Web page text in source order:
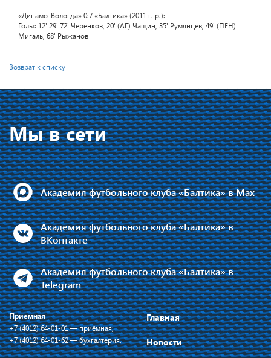
«Динамо-Вологда» 0:7 «Балтика» (2011 г. р.):
Голы: 12' 29' 72' Черенков, 20' (АГ) Чащин, 35' Румянцев, 49' (ПЕН)
Мигаль, 68' Рыжанов
Возврат к списку
Мы в сети
Академия футбольного клуба «Балтика» в Max
Академия футбольного клуба «Балтика» в
ВКонтакте
Академия футбольного клуба «Балтика» в
Telegram
Приемная
+7 (4012) 64-01-01 — приёмная;
+7 (4012) 64-01-62 — бухгалтерия.
Главная
Новости